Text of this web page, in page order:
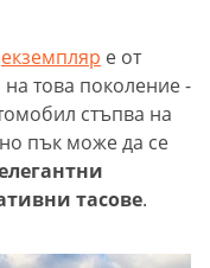
екземпляр е от
това поколение -
стъпва на
пък може да се
тасове.